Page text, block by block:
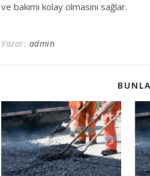
ve bakımı kolay olmasını sağlar.
Yazar: admin